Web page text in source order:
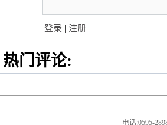
登录 | 注册
热门评论:
电话:0595-